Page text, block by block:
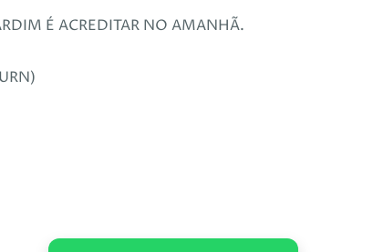
É ACREDITAR NO AMANHÃ.